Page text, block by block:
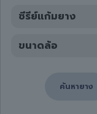
ค้นหายาง